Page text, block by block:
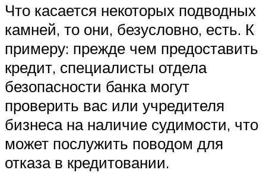
Что касается некоторых подводных
камней, то они, безусловно, есть. К
примеру: прежде чем предоставить
кредит, специалисты отдела
безопасности банка могут
проверить вас или учредителя
бизнеса на наличие судимости, что
может послужить поводом для
отказа в кредитовании.